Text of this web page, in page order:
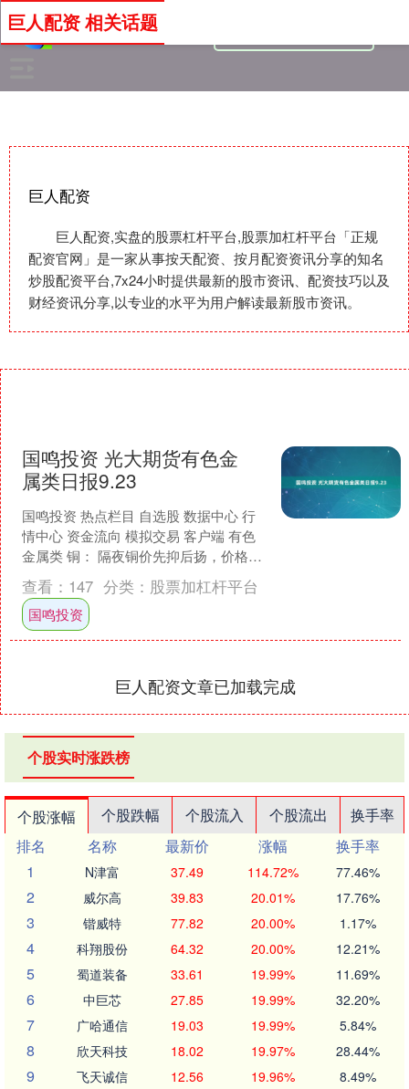
巨人配资
巨人配资,实盘的股票杠杆平台,股票加杠杆平台「正规
配资官网」是一家从事按天配资、按月配资资讯分享的知名
炒股配资平台,7x24小时提供最新的股市资讯、配资技巧以及
财经资讯分享,以专业的水平为用户解读最新股市资讯。
巨人配资 相关话题
国鸣投资 光大期货有色金
属类日报9.23
国鸣投资 热点栏目 自选股 数据中心 行
情中心 资金流向 模拟交易 客户端 有色
金属类 铜： 隔夜铜价先抑后扬，价格小
幅收涨。宏观方面，美联储三位官员为
降息预期....
查看： 147 分类： 股票加杠杆平台
国鸣投资
巨人配资文章已加载完成
个股实时涨跌榜
个股涨幅 个股跌幅 个股流入 个股流出
换手率
排名
名称 最新价 涨幅
换手率
1
N津富 37.49 114.72% 77.46%
2 威尔高 39.83 20.01% 17.76%
3 锴威特 77.82 20.00% 1.17%
4 科翔股份 64.32 20.00% 12.21%
5 蜀道装备 33.61 19.99% 11.69%
6 中巨芯 27.85 19.99% 32.20%
7 广哈通信 19.03 19.99% 5.84%
8 欣天科技 18.02 19.97% 28.44%
9 飞天诚信 12.56 19.96% 8.49%